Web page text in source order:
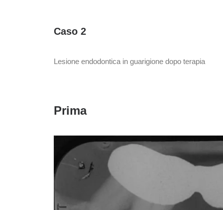
Caso 2
Lesione endodontica in guarigione dopo terapia
Prima